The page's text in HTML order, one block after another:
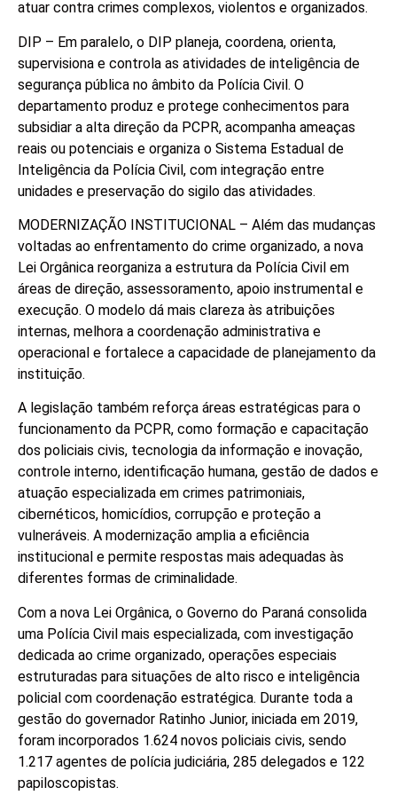
atuar contra crimes complexos, violentos e organizados.
DIP – Em paralelo, o DIP planeja, coordena, orienta,
supervisiona e controla as atividades de inteligência de
segurança pública no âmbito da Polícia Civil. O
departamento produz e protege conhecimentos para
subsidiar a alta direção da PCPR, acompanha ameaças
reais ou potenciais e organiza o Sistema Estadual de
Inteligência da Polícia Civil, com integração entre
unidades e preservação do sigilo das atividades.
MODERNIZAÇÃO INSTITUCIONAL – Além das mudanças
voltadas ao enfrentamento do crime organizado, a nova
Lei Orgânica reorganiza a estrutura da Polícia Civil em
áreas de direção, assessoramento, apoio instrumental e
execução. O modelo dá mais clareza às atribuições
internas, melhora a coordenação administrativa e
operacional e fortalece a capacidade de planejamento da
instituição.
A legislação também reforça áreas estratégicas para o
funcionamento da PCPR, como formação e capacitação
dos policiais civis, tecnologia da informação e inovação,
controle interno, identificação humana, gestão de dados e
atuação especializada em crimes patrimoniais,
cibernéticos, homicídios, corrupção e proteção a
vulneráveis. A modernização amplia a eficiência
institucional e permite respostas mais adequadas às
diferentes formas de criminalidade.
Com a nova Lei Orgânica, o Governo do Paraná consolida
uma Polícia Civil mais especializada, com investigação
dedicada ao crime organizado, operações especiais
estruturadas para situações de alto risco e inteligência
policial com coordenação estratégica. Durante toda a
gestão do governador Ratinho Junior, iniciada em 2019,
foram incorporados 1.624 novos policiais civis, sendo
1.217 agentes de polícia judiciária, 285 delegados e 122
papiloscopistas.